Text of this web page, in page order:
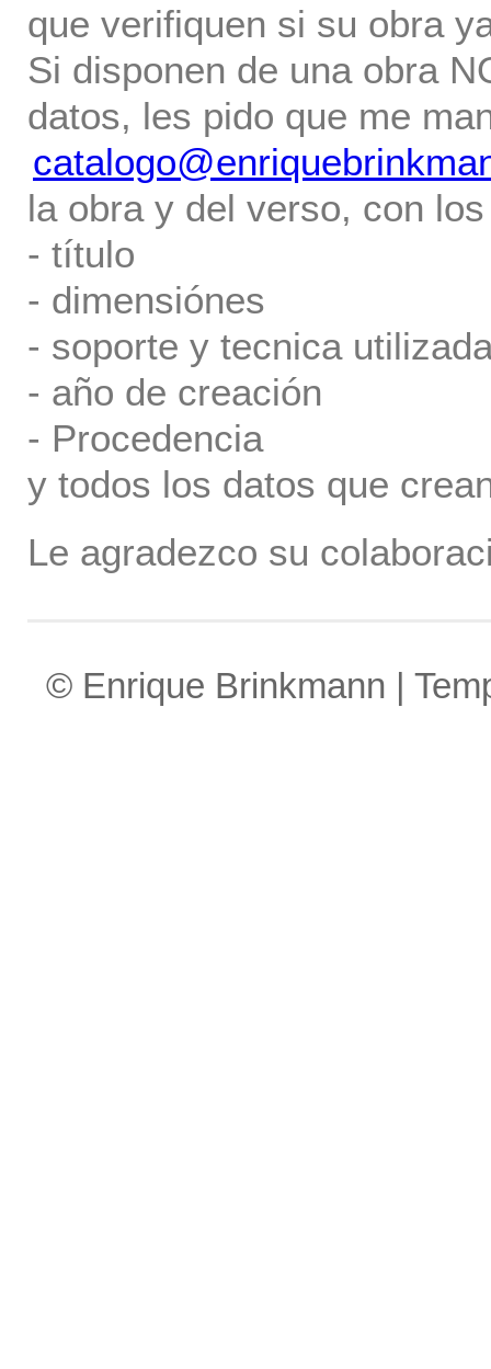
que verifiquen si su obra
Si disponen de una obra
datos, les pido que me
la obra y del verso, con
- título
- dimensiónes
- soporte y tecnica
- año de creación
- Procedencia
y todos los datos que
Le agradezco su
© Enrique Brinkmann |